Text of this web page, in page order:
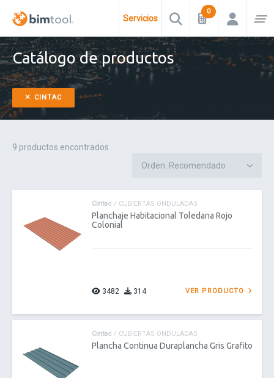
Servicios
Catálogo de productos
CINTAC
9 productos encontrados
Cintac / CUBIERTAS ONDULADAS
Planchaje Habitacional Toledana Rojo
Colonial
3482 314 VER PRODUCTO
Cintac / CUBIERTAS ONDULADAS
Plancha Continua Duraplancha Gris Grafito